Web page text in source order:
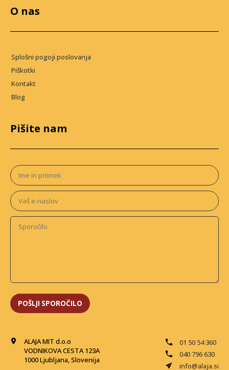
ALAJA MIT d.o.o
VODNIKOVA CESTA 123A
1000 Ljubljana, Slovenija
01 50 54 360
040 796 630
info@alaja.si
O nas
Splošni pogoji poslovanja
Piškotki
Kontakt
Blog
Pišite nam